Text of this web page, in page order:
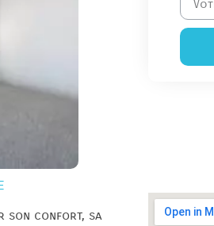
son confort, sa